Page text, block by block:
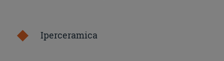
Iperceramica